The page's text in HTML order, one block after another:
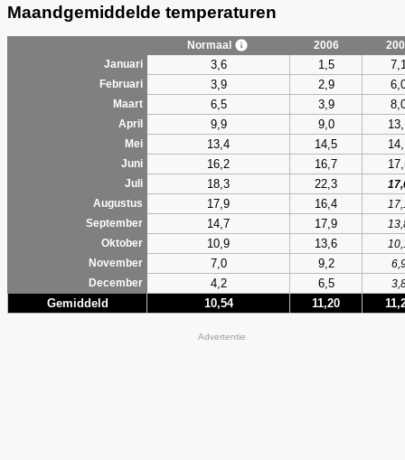
Maandgemiddelde temperaturen
Normaal 2006
Januari
3,6 1,5
Februari 3,9 2,9
Maart 6,5 3,9
April 9,9 9,0
Mei 13,4 14,5
Juni 16,2 16,7
Juli 18,3 22,3
Augustus
17,9 16,4
September
14,7 17,9
Oktober
10,9 13,6
November
7,0 9,2
December
4,2 6,5
Gemiddeld 10,54 11,20
Advertentie